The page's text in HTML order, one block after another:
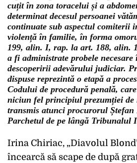
cuțit în zona toracelui și a
determinat decesul persoanei
continuate sub aspectul comiterii
violență în familie, în forma
199, alin. I, rap. la art. 188, alin.
a fi administrate probele necesare
descoperirii adevărului judiciar.
dispuse reprezintă o etapă a
Codului de procedură penală,
niciun fel principiul prezumției de
transmis atunci procurorul
Parchetul de pe lângă Tribunalul
Irina Chiriac, „Diavolul
încearcă să scape de după